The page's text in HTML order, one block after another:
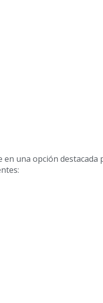
una opción destacada